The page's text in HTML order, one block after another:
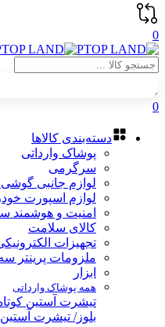
0
0
دسته‌بندی کالاها
پوشاک وارداتی
سرگرمی
لوازم جانبی گوشی
لوازم اسپورت
امنیت و هوشمند
کالای سلامت
تجهیزات
ملزومات پرینتر
ابزار
همه پوشاک وارداتی
تیشرت آستین
بلوز/ تیشرت آستین